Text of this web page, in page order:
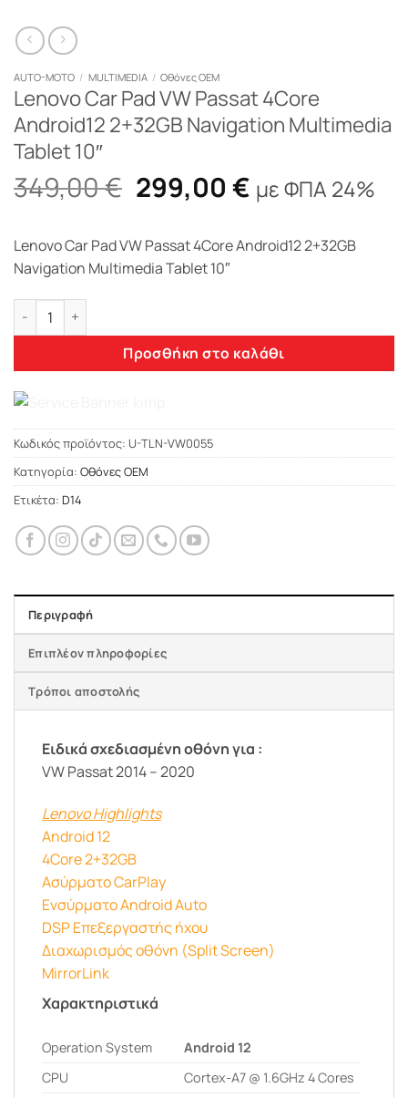
AUTO-MOTO / MULTIMEDIA / Οθόνες OEM
Lenovo Car Pad VW Passat 4Core
Android12 2+32GB Navigation Multimedia
Tablet 10″
349,00€ Original
price
was:
349,00 €.
299,00 €Η
τρέχουσα
τιμή
είναι:
με ΦΠΑ 24%
Lenovo Car Pad VW Passat 4Core Android12 2+32GB
Navigation Multimedia Tablet 10″
Lenovo Car Pad VW Passat 4Core Android12 2+32GB
Προσθήκη στο καλάθι
Κωδικός προϊόντος: U-TLN-VW0055
Κατηγορία: Οθόνες OEM
Ετικέτα: D14
Περιγραφή
Επιπλέον πληροφορίες
Τρόποι αποστολής
Ειδικά σχεδιασμένη οθόνη για :
VW Passat 2014 – 2020
Lenovo Highlights
Android 12
4Core 2+32GB
Ασύρματο CarPlay
Ενσύρματο Android Auto
DSP Επεξεργαστής ήχου
Διαχωρισμός οθόνη (Split Screen)
MirrorLink
Χαρακτηριστικά
Operation System
Android 12
CPU
Cortex-A7 @ 1.6GHz 4 Cores